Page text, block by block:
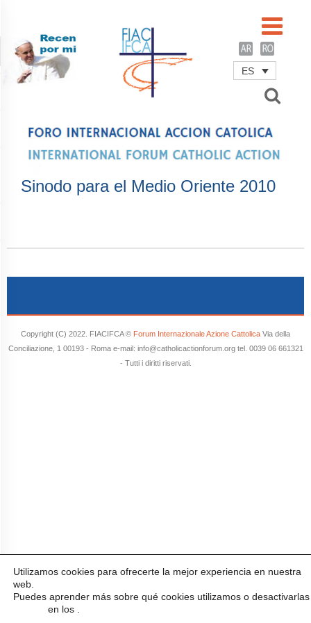
ES
Sinodo para el Medio Oriente 2010
Copyright (C) 2022. FIACIFCA © Forum Internazionale Azione Cattolica Via della
Conciliazione, 1 00193 - Roma e-mail: info@catholicactionforum.org tel. 0039 06 661321
- Tutti i diritti riservati.
Password
Utilizamos cookies para ofrecerte la mejor experiencia en nuestra
web.
Puedes aprender más sobre qué cookies utilizamos o desactivarlas
en los